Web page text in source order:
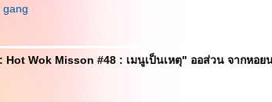
gang
Wok Misson #48 : เมนูเป็นเหตุ" ออส่วน จากหอย